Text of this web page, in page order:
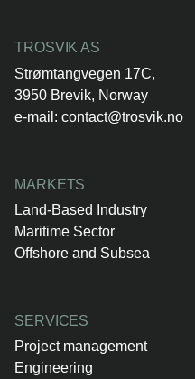
TROSVIK AS
Strømtangvegen 17C,
3950 Brevik, Norway
e-mail: contact@trosvik.no
MARKETS
Land-Based Industry
Maritime Sector
Offshore and Subsea
SERVICES
Project management
Engineering